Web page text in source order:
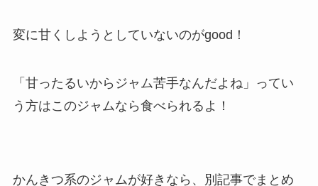
変に甘くしようとしていないのがgood！
「甘ったるいからジャム苦手なんだよね」ってい
う方はこのジャムなら食べられるよ！
かんきつ系のジャムが好きなら、別記事でまとめ